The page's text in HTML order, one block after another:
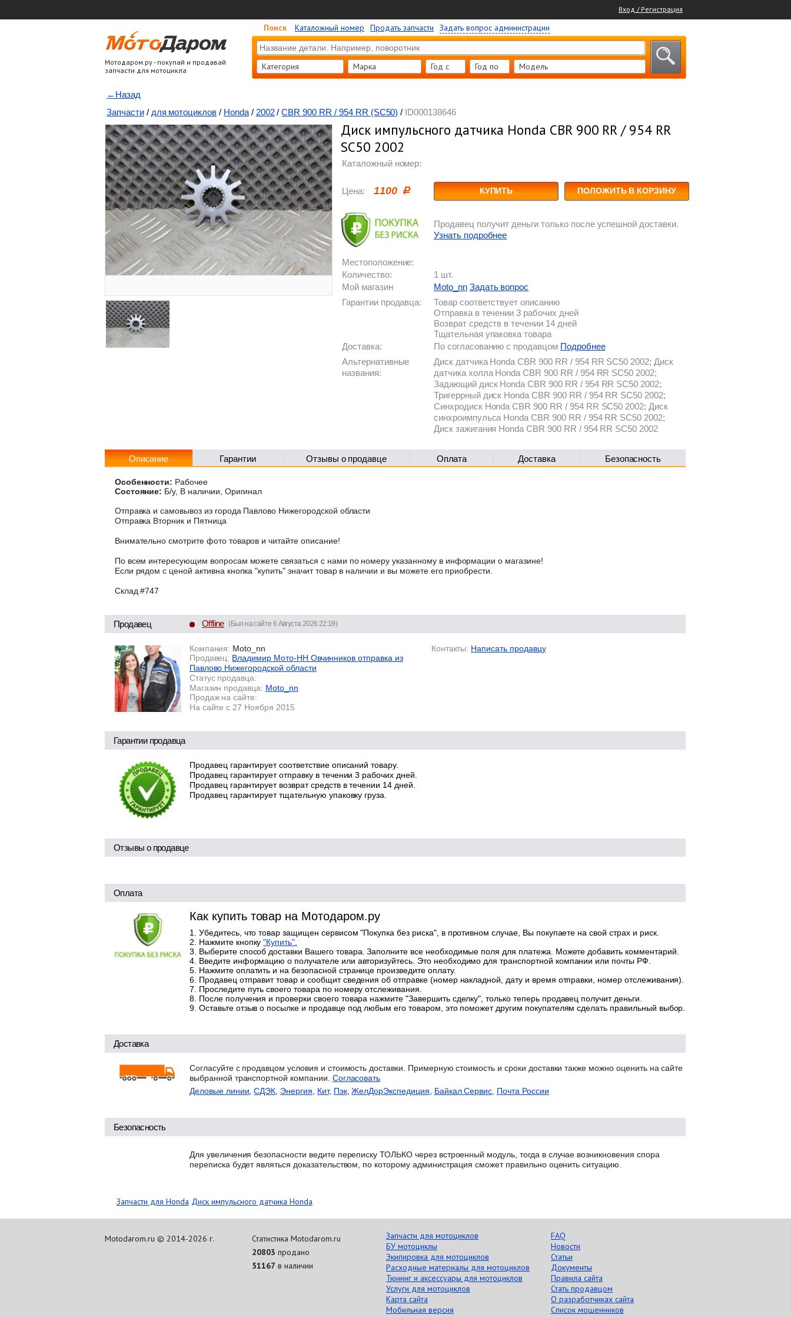
Вход / Регистрация
Мотодаром.ру - покупай и продавай
запчасти для мотоцикла
Поиск Каталожный номер Продать запчасти Задать вопрос администрации
Категория Марка Год c Год по Модель
←Назад
Запчасти / для мотоциклов / Honda / 2002 / CBR 900 RR / 954 RR (SC50) / ID000138646
Диск импульсного датчика Honda CBR 900 RR / 954 RR
SC50 2002
Каталожный номер:
Цена: 1100 КУПИТЬ ПОЛОЖИТЬ В КОРЗИНУ
Продавец получит деньги только после успешной доставки.
Узнать подробнее
Местоположение:
Количество:
1 шт.
Мой магазин
Moto_nn Задать вопрос
Гарантии продавца:
Товар соответствует описанию
Отправка в течении 3 рабочих дней
Возврат средств в течении 14 дней
Тщательная упаковка товара
Доставка:
По согласованию с продавцом Подробнее
Альтернативные
названия:
Диск датчика Honda CBR 900 RR / 954 RR SC50 2002; Диск
датчика холла Honda CBR 900 RR / 954 RR SC50 2002;
Задающий диск Honda CBR 900 RR / 954 RR SC50 2002;
Тригеррный диск Honda CBR 900 RR / 954 RR SC50 2002;
Синхродиск Honda CBR 900 RR / 954 RR SC50 2002; Диск
синхроимпульса Honda CBR 900 RR / 954 RR SC50 2002;
Диск зажигания Honda CBR 900 RR / 954 RR SC50 2002
Описание Гарантии Отзывы о продавце Оплата Доставка Безопасность
Особенности: Рабочее
Состояние: Б/у, В наличии, Оригинал
Отправка и самовывоз из города Павлово Нижегородской области
Отправка Вторник и Пятница
Внимательно смотрите фото товаров и читайте описание!
По всем интересующим вопросам можете связаться с нами по номеру указанному в информации о магазине!
Если рядом с ценой активна кнопка "купить" значит товар в наличии и вы можете его приобрести.
Склад #747
Продавец Offline (Был на сайте 6 Августа 2026 22:19)
Компания: Moto_nn
Продавец: Владимир Мото-НН Овчинников отправка из
Павлово Нижегородской области
Статус продавца:
Магазин продавца: Moto_nn
Продаж на сайте:
На сайте с 27 Ноября 2015
Контакты: Написать продавцу
Гарантии продавца
Продавец гарантирует соответствие описаний товару.
Продавец гарантирует отправку в течении 3 рабочих дней.
Продавец гарантирует возврат средств в течении 14 дней.
Продавец гарантирует тщательную упаковку груза.
Отзывы о продавце
Оплата
Как купить товар на Мотодаром.ру
Убедитесь, что товар защищен сервисом "Покупка без риска", в противном случае, Вы покупаете на свой страх и риск.
Нажмите кнопку"Купить".
Выберите способ доставки Вашего товара. Заполните все необходимые поля для платежа. Можете добавить комментарий.
Введите информацию о получателе или авторизуйтесь. Это необходимо для транспортной компании или почты РФ.
Нажмите оплатить и на безопасной странице произведите оплату.
Продавец отправит товар и сообщит сведения об отправке (номер накладной, дату и время отправки, номер отслеживания).
Проследите путь своего товара по номеру отслеживания.
После получения и проверки своего товара нажмите "Завершить сделку", только теперь продавец получит деньги.
Оставьте отзыв о посылке и продавце под любым его товаром, это поможет другим покупателям сделать правильный выбор.
Доставка
Согласуйте с продавцом условия и стоимость доставки. Примерную стоимость и сроки доставки также можно оценить на сайте
выбранной транспортной компании. Согласовать
Деловые линии ,СДЭК Энергия Кит, Пэк,ЖелДорЭкспедиция Байкал Сервис Почта России
Безопасность
Для увеличения безопасности ведите переписку ТОЛЬКО через встроенный модуль, тогда в случае возникновения спора
переписка будет являться доказательством, по которому администрация сможет правильно оценить ситуацию.
Запчасти для Honda Диск импульсного датчика Honda
Motodarom.ru © 2014-2026 г.
Статистика Motodarom.ru
20803 продано
51167 в наличии
Запчасти для мотоциклов
БУ мотоциклы
Экипировка для мотоциклов
Расходные материалы для мотоциклов
Тюнинг и аксессуары для мотоциклов
Услуги для мотоциклов
Карта сайта
Мобильная версия
FAQ
Новости
Статьи
Документы
Правила сайта
Стать продавцом
О разработчиках сайта
Список мошенников